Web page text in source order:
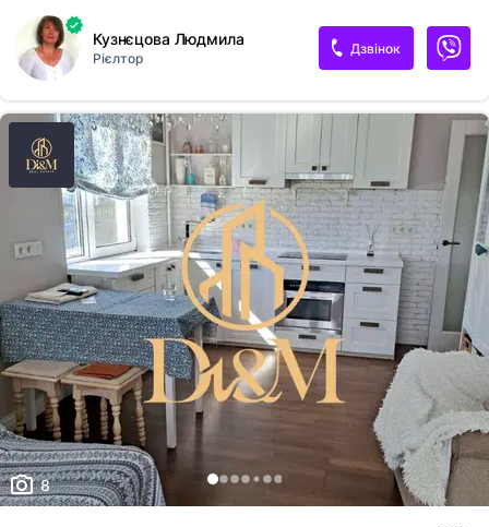
місце розташування, та транспортна розв'язка. Поруч Дніпро, пляжна
зона, озеро Тельбін, школа, дитячий садок.
Кузнєцова Людмила
Рієлтор
Дзвінок
8